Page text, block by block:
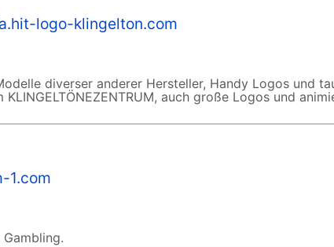
logo-klingelton.com
diverser anderer Hersteller, Handy Logos und
KLINGELTÖNEZENTRUM, auch große Logos und
1.com